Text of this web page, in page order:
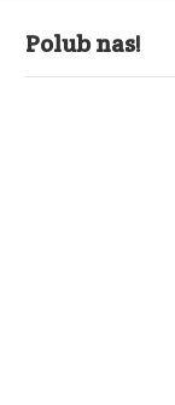
Polub nas!